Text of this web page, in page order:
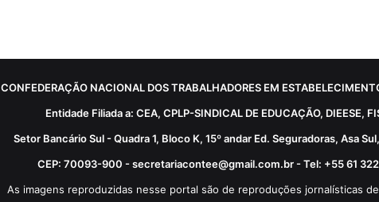
CONFEDERAÇÃO NACIONAL DOS TRABALHADORES EM
Entidade Filiada a: CEA, CPLP-SINDICAL DE EDUCAÇÃO, DIEESE,
Setor Bancário Sul - Quadra 1, Bloco K, 15º andar Ed. Seguradoras, Asa
CEP: 70093-900 - secretariacontee@gmail.com.br - Tel: +55 61
As imagens reproduzidas nesse portal são de reproduções jornalísticas